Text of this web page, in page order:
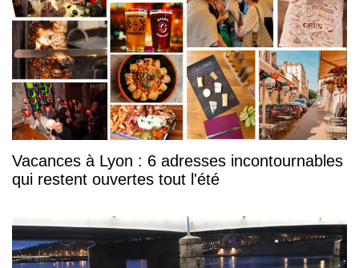
Vacances à Lyon : 6 adresses incontournables
qui restent ouvertes tout l'été